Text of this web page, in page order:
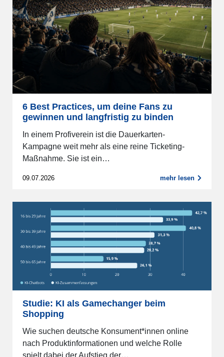
6 Best Practices, um deine Fans zu
gewinnen und langfristig zu binden
In einem Profiverein ist die Dauerkarten-
Kampagne weit mehr als eine reine Ticketing-
Maßnahme. Sie ist ein…
09.07.2026 mehr lesen
Studie: KI als Gamechanger beim
Shopping
Wie suchen deutsche Konsument*innen online
nach Produktinformationen und welche Rolle
spielt dabei der Aufstieg der…